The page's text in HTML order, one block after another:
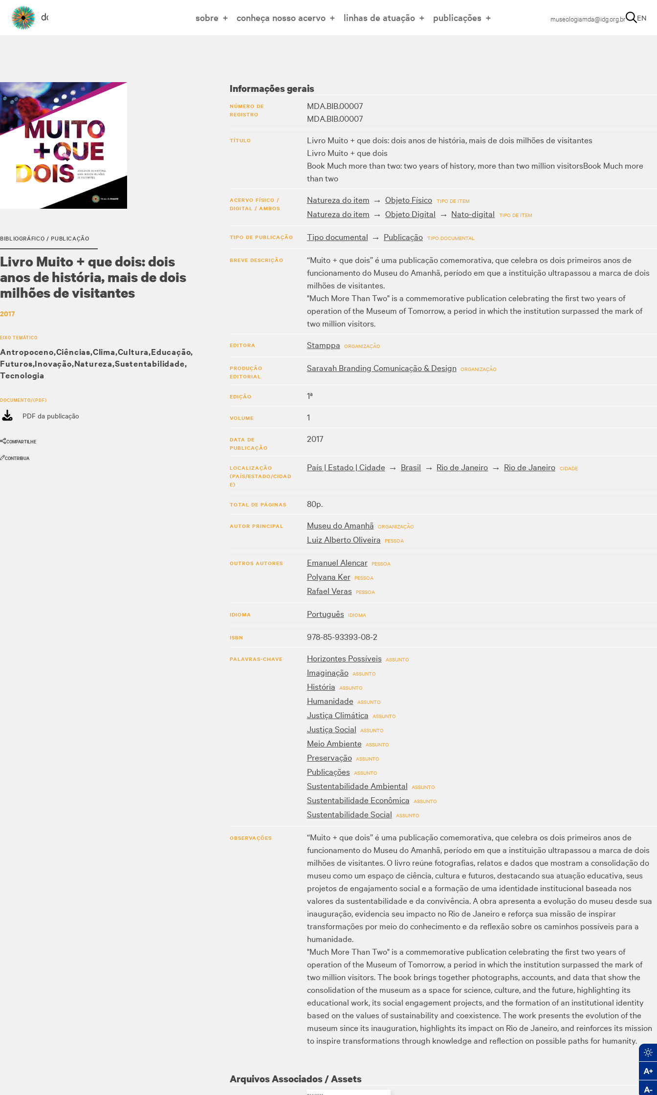
sobre conheça nosso acervo linhas de atuação publicações museologiamda@idg.org.br EN
BIBLIOGRÁFICO / PUBLICAÇÃO
Livro Muito + que dois: dois
anos de história, mais de dois
milhões de visitantes
2017
EIXO TEMÁTICO
Antropoceno Ciências Clima Cultura Educação
Futuros Inovação Natureza Sustentabilidade
Tecnologia
DOCUMENTO/(PDF)
PDF da publicação
COMPARTILHE
CONTRIBUA
Informações gerais
NÚMERO DE
REGISTRO
MDA.BIB.00007
MDA.BIB.00007
TÍTULO
Livro Muito + que dois: dois anos de história, mais de dois milhões de visitantes
Livro Muito + que dois
Book Much more than two: two years of history, more than two million visitorsBook Much more
than two
ACERVO FÍSICO /
DIGITAL / AMBOS
Natureza do item Objeto Físico TIPO DE ITEM
Natureza do item Objeto Digital Nato-digital TIPO DE ITEM
TIPO DE PUBLICAÇÃO Tipo documental Publicação TIPO DOCUMENTAL
BREVE DESCRIÇÃO
“Muito + que dois” é uma publicação comemorativa, que celebra os dois primeiros anos de
funcionamento do Museu do Amanhã, período em que a instituição ultrapassou a marca de dois
milhões de visitantes.
"Much More Than Two" is a commemorative publication celebrating the first two years of
operation of the Museum of Tomorrow, a period in which the institution surpassed the mark of
two million visitors.
EDITORA Stamppa ORGANIZAÇÃO
PRODUÇÃO
EDITORIAL
Saravah Branding Comunicação & Design ORGANIZAÇÃO
EDIÇÃO 1ª
VOLUME 1
DATA DE
PUBLICAÇÃO
2017
LOCALIZAÇÃO
(PAÍS/ESTADO/CIDAD
E)
País | Estado | Cidade Brasil Rio de Janeiro Rio de Janeiro CIDADE
TOTAL DE PÁGINAS 80p.
AUTOR PRINCIPAL Museu do Amanhã ORGANIZAÇÃO
Luiz Alberto Oliveira PESSOA
OUTROS AUTORES Emanuel Alencar PESSOA
Polyana Ker PESSOA
Rafael Veras PESSOA
IDIOMA Português IDIOMA
ISBN 978-85-93393-08-2
PALAVRAS-CHAVE Horizontes Possíveis ASSUNTO
Imaginação ASSUNTO
História ASSUNTO
Humanidade ASSUNTO
Justiça Climática ASSUNTO
Justiça Social ASSUNTO
Meio Ambiente ASSUNTO
Preservação ASSUNTO
Publicações ASSUNTO
Sustentabilidade Ambiental ASSUNTO
Sustentabilidade Econômica ASSUNTO
Sustentabilidade Social ASSUNTO
OBSERVAÇÕES
“Muito + que dois” é uma publicação comemorativa, que celebra os dois primeiros anos de
funcionamento do Museu do Amanhã, período em que a instituição ultrapassou a marca de dois
milhões de visitantes. O livro reúne fotografias, relatos e dados que mostram a consolidação do
museu como um espaço de ciência, cultura e futuros, destacando sua atuação educativa, seus
projetos de engajamento social e a formação de uma identidade institucional baseada nos
valores da sustentabilidade e da convivência. A obra apresenta a evolução do museu desde sua
inauguração, evidencia seu impacto no Rio de Janeiro e reforça sua missão de inspirar
transformações por meio do conhecimento e da reflexão sobre os caminhos possíveis para a
humanidade.
"Much More Than Two" is a commemorative publication celebrating the first two years of
operation of the Museum of Tomorrow, a period in which the institution surpassed the mark of
two million visitors. The book brings together photographs, accounts, and data that show the
consolidation of the museum as a space for science, culture, and the future, highlighting its
educational work, its social engagement projects, and the formation of an institutional identity
based on the values ​​of sustainability and coexistence. The work presents the evolution of the
museum since its inauguration, highlights its impact on Rio de Janeiro, and reinforces its mission
to inspire transformations through knowledge and reflection on possible paths for humanity.
Arquivos Associados / Assets